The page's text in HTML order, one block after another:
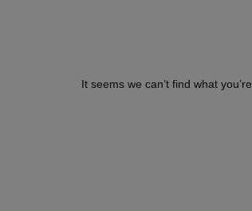
It seems we can’t find what